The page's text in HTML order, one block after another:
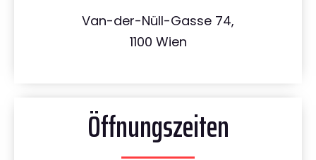
Van-der-Nüll-Gasse 74,
1100 Wien
Öffnungszeiten